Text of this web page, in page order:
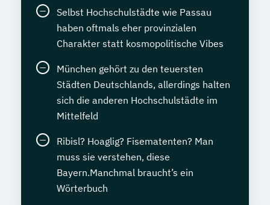
Selbst Hochschulstädte wie Passau
haben oftmals eher provinzialen
Charakter statt kosmopolitische Vibes
München gehört zu den teuersten
Städten Deutschlands, allerdings halten
sich die anderen Hochschulstädte im
Mittelfeld
Ribisl? Hoaglig? Fisematenten? Man
muss sie verstehen, diese
Bayern.Manchmal braucht’s ein
Wörterbuch